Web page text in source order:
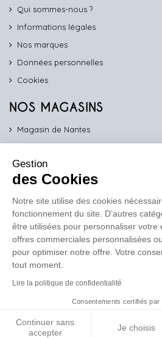
Qui sommes-nous ?
Informations légales
Nos marques
Données personnelles
Cookies
NOS MAGASINS
Magasin de Nantes
Magasin de Vannes
Magasin d'Orléans
COMPTOIR PRO
work
Comptoir des Lustres vous propose ses
Réalisation de site
Gestion
des Cookies
Notre site utilise des cookies
fonctionnement du site. D’autres
être utilisées pour personnaliser votre
offres commerciales personnalisées
pour optimiser notre offre. Votre
tout moment.
Lire la politique de confidentialité
Consentements certifiés par
Continuer sans
accepter
Je choisis